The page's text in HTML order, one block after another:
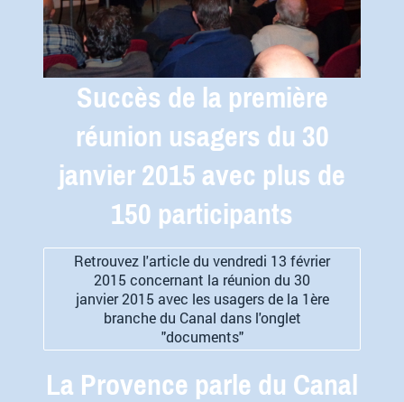
Succès de la première
réunion usagers du 30
janvier 2015 avec plus de
150 participants
Retrouvez l'article du vendredi 13 février
2015 concernant la réunion du 30
janvier 2015 avec les usagers de la 1ère
branche du Canal dans l'onglet
"documents"
La Provence parle du Canal